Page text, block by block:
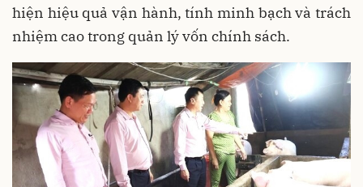
hiện hiệu quả vận hành, tính minh bạch và trách
nhiệm cao trong quản lý vốn chính sách.